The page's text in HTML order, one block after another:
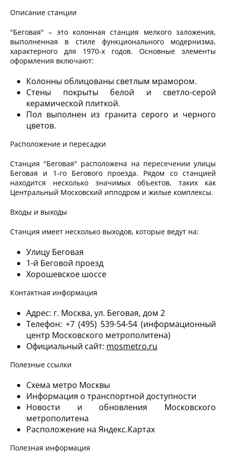
Описание станции
"Беговая" – это колонная станция мелкого заложения,
выполненная в стиле функционального модернизма,
характерного для 1970-х годов. Основные элементы
оформления включают:
Колонны облицованы светлым мрамором.
Стены покрыты белой и светло-серой
керамической плиткой.
Пол выполнен из гранита серого и черного
цветов.
Расположение и пересадки
Станция "Беговая" расположена на пересечении улицы
Беговая и 1-го Бегового проезда. Рядом со станцией
находится несколько значимых объектов, таких как
Центральный Московский ипподром и жилые комплексы.
Входы и выходы
Станция имеет несколько выходов, которые ведут на:
Улицу Беговая
1-й Беговой проезд
Хорошевское шоссе
Контактная информация
Адрес: г. Москва, ул. Беговая, дом 2
Телефон: +7 (495) 539-54-54 (информационный
центр Московского метрополитена)
Официальный сайт: mosmetro.ru
Полезные ссылки
Схема метро Москвы
Информация о транспортной доступности
Новости и обновления Московского
метрополитена
Расположение на Яндекс.Картах
Полезная информация